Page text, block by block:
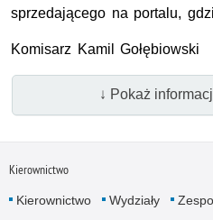
sprzedającego na portalu,
Komisarz Kamil Gołębiowski
↓ Pokaż
Kierownictwo
Kierownictwo Wydziały